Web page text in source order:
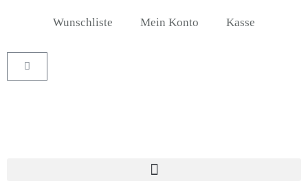
springen
Wunschliste Mein Konto Kasse
Warenkorb